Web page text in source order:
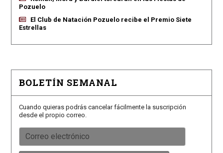
Pozuelo
El Club de Natación Pozuelo recibe el Premio Siete
Estrellas
BOLETÍN SEMANAL
Cuando quieras podrás cancelar fácilmente la suscripción
desde el propio correo.